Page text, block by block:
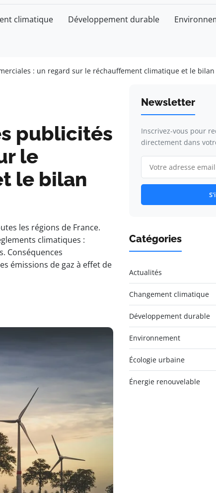
climatique Développement durable
: un regard sur le réchauffement climatique et le
publicités
le
le bilan
les régions de France.
climatiques :
Conséquences
émissions de gaz à effet de
Newsletter
Inscrivez-vous pour
directement dans
Catégories
Actualités
Changement climatique
Développement durable
Environnement
Écologie urbaine
Énergie renouvelable